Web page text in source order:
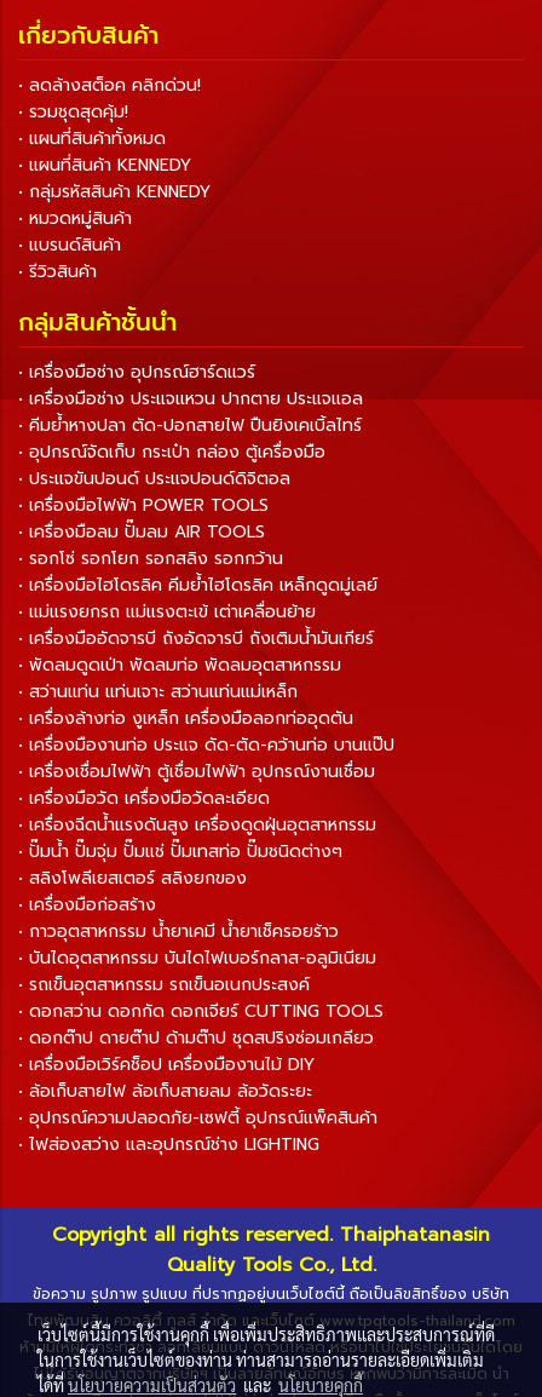
เกี่ยวกับสินค้า
• ลดล้างสต็อค คลิกด่วน!
• รวมชุดสุดคุ้ม!
• แผนที่สินค้าทั้งหมด
• แผนที่สินค้า KENNEDY
• กลุ่มรหัสสินค้า KENNEDY
• หมวดหมู่สินค้า
• แบรนด์สินค้า
• รีวิวสินค้า
กลุ่มสินค้าชั้นนำ
• เครื่องมือช่าง อุปกรณ์ฮาร์ดแวร์
• เครื่องมือช่าง ประแจแหวน ปากตาย ประแจแอล
• คีมย้ำหางปลา ตัด-ปอกสายไฟ ปืนยิงเคเบิ้ลไทร์
• อุปกรณ์จัดเก็บ กระเป๋า กล่อง ตู้เครื่องมือ
• ประแจขันปอนด์ ประแจปอนด์ดิจิตอล
• เครื่องมือไฟฟ้า POWER TOOLS
• เครื่องมือลม ปั๊มลม AIR TOOLS
• รอกโซ่ รอกโยก รอกสลิง รอกกว้าน
• เครื่องมือไฮโดรลิค คีมย้ำไฮโดรลิค เหล็กดูดมู่เลย์
• แม่แรงยกรถ แม่แรงตะเข้ เต่าเคลื่อนย้าย
• เครื่องมืออัดจารบี ถังอัดจารบี ถังเติมน้ำมันเกียร์
• พัดลมดูดเป่า พัดลมท่อ พัดลมอุตสาหกรรม
• สว่านแท่น แท่นเจาะ สว่านแท่นแม่เหล็ก
• เครื่องล้างท่อ งูเหล็ก เครื่องมือลอกท่ออุดตัน
• เครื่องมืองานท่อ ประแจ ดัด-ตัด-คว้านท่อ บานแป๊ป
• เครื่องเชื่อมไฟฟ้า ตู้เชื่อมไฟฟ้า อุปกรณ์งานเชื่อม
• เครื่องมือวัด เครื่องมือวัดละเอียด
• เครื่องฉีดน้ำแรงดันสูง เครื่องดูดฝุ่นอุตสาหกรรม
• ปั๊มน้ำ ปั๊มจุ่ม ปั๊มแช่ ปั๊มเทสท่อ ปั๊มชนิดต่างๆ
• สลิงโพลีเยสเตอร์ สลิงยกของ
• เครื่องมือก่อสร้าง
• กาวอุตสาหกรรม น้ำยาเคมี น้ำยาเช็ครอยร้าว
• บันไดอุตสาหกรรม บันไดไฟเบอร์กลาส-อลูมิเนียม
• รถเข็นอุตสาหกรรม รถเข็นอเนกประสงค์
• ดอกสว่าน ดอกกัด ดอกเจียร์ CUTTING TOOLS
• ดอกต๊าป ดายต๊าป ด้ามต๊าป ชุดสปริงซ่อมเกลียว
• เครื่องมือเวิร์คช็อป เครื่องมืองานไม้ DIY
• ล้อเก็บสายไฟ ล้อเก็บสายลม ล้อวัดระยะ
• อุปกรณ์ความปลอดภัย-เซฟตี้ อุปกรณ์แพ็คสินค้า
• ไฟส่องสว่าง และอุปกรณ์ช่าง LIGHTING
Copyright all rights reserved. Thaiphatanasin
Quality Tools Co., Ltd.
ข้อความ รูปภาพ รูปแบบ ที่ปรากฏอยู่บนเว็บไซต์นี้ ถือเป็นลิขสิทธิ์ของ บริษัท
ไทยพัฒนสิน ควอลิตี้ ทูลส์ จำกัด และเว็บไซต์ www.tpqtools-thailand.com
ห้ามมิให้ผู้ใดกระทำซ้ำ ลอกเลียนแบบ ดาวน์โหลด หรือนำไปใช้ประโยชน์อื่นใดโดย
ไม่ได้รับอนุญาตจากบริษัทฯ เป็นลายลักษณ์อักษร หากพบว่ามีการละเมิด นำ
เว็บไซต์นี้มีการใช้งานคุกกี้ เพื่อเพิ่มประสิทธิภาพและประสบการณ์ที่ดี
ในการใช้งานเว็บไซต์ของท่าน ท่านสามารถอ่านรายละเอียดเพิ่มเติม
ได้ที่นโยบายความเป็นส่วนตัวและนโยบายคุกกี้